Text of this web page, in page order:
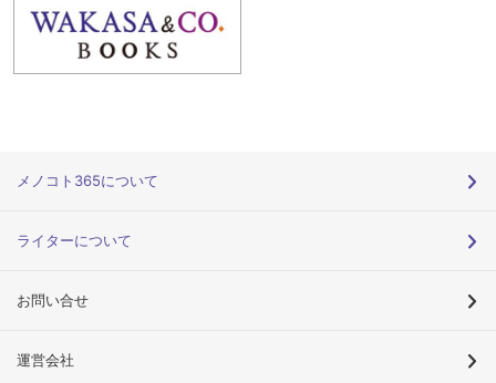
メノコト365について
ライターについて
お問い合せ
運営会社